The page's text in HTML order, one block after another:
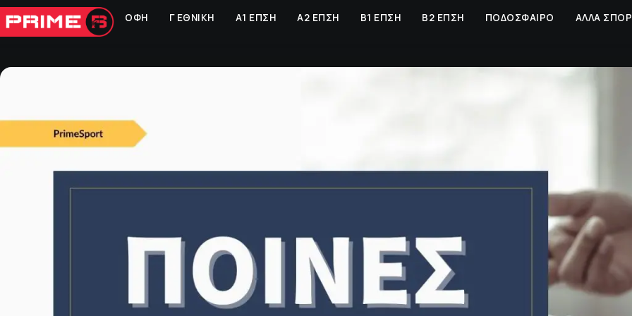
ΟΦΗ Γ ΕΘΝΙΚΗ Α1 ΕΠΣΗ Α2 ΕΠΣΗ Β1 ΕΠΣΗ Β2 ΕΠΣΗ ΠΟΔΟΣΦΑΙΡΟ ΑΛΛΑ ΣΠΟΡ